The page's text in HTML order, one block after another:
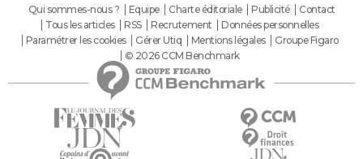
Qui sommes-nous ? Equipe Charte éditoriale Publicité
Contact
Tous les articles
RSS Recrutement
Données personnelles
Paramétrer les cookies
Gérer Utiq Mentions légales
Groupe Figaro
© 2026 CCM Benchmark